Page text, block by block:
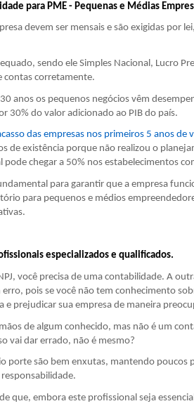
para PME - Pequenas e Médias
devem ser mensais e são exigidas por
sendo ele Simples Nacional, Lucro
contas corretamente.
anos os pequenos negócios vêm
30% do valor adicionado ao PIB do país.
das empresas nos primeiros 5 anos de
de existência porque não realizou o
chegar a 50% nos estabelecimentos
para garantir que a empresa
para pequenos e médios
especializados e qualificados.
você precisa de uma contabilidade. A
pois se você não tem conhecimento
e prejudicar sua empresa de maneira
de algum conhecido, mas não é um
vai dar errado, não é mesmo?
porte são bem enxutas, mantendo poucos
que, embora este profissional seja